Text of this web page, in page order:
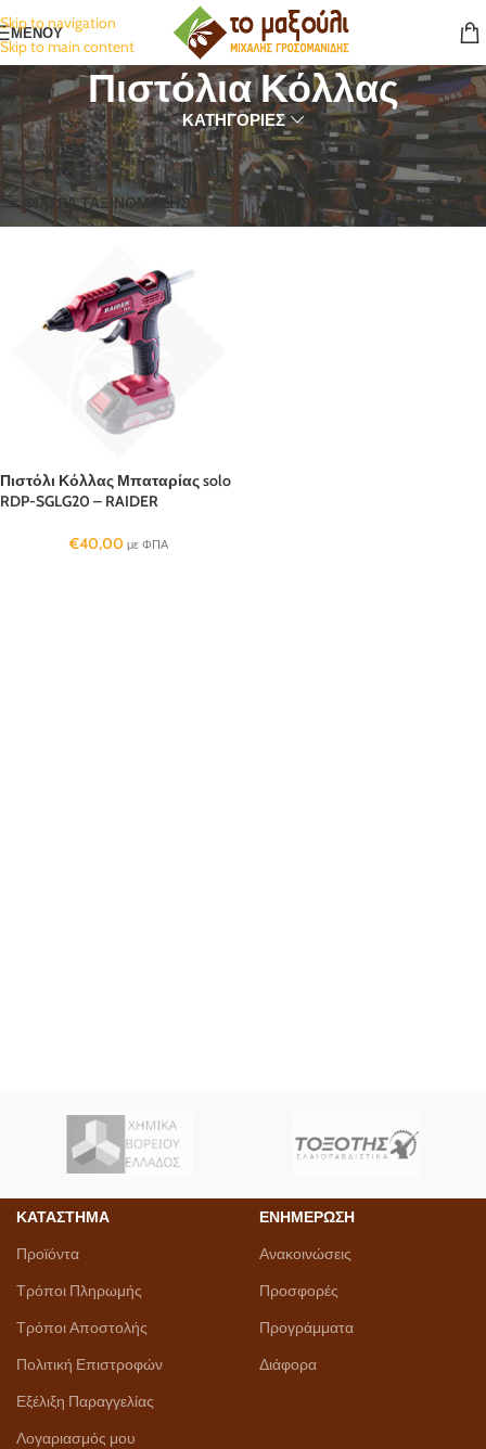
Skip to navigation
Skip to main content
ΜΕΝΟΥ
Πιστόλια Κόλλας
ΚΑΤΗΓΟΡΙΕΣ
Αρχική σελίδα Εργαλεία Μπαταρίας
Πιστόλια Κόλλας
Εμφάνιση του μοναδικού αποτελέσματος
ΦΙΛΤΡΑ ΤΑΞΙΝΟΜΗΣΗΣ
Filters
Πιστόλι Κόλλας Μπαταρίας solo
RDP-SGLG20 – RAIDER
€40,00 με ΦΠΑ
ΚΑΤΑΣΤΗΜΑ
Προϊόντα
Τρόποι Πληρωμής
Τρόποι Αποστολής
Πολιτική Επιστροφών
Εξέλιξη Παραγγελίας
Λογαριασμός μου
ΕΝΗΜΕΡΩΣΗ
Ανακοινώσεις
Προσφορές
Προγράμματα
Διάφορα